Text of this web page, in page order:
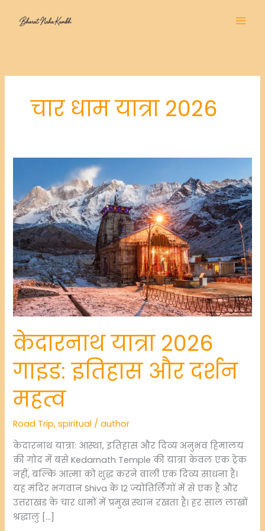
चार धाम यात्रा 2026
केदारनाथ यात्रा 2026
गाइड: इतिहास और दर्शन
महत्व
Road Trip,spiritual /author
केदारनाथ यात्रा: आस्था, इतिहास और दिव्य अनुभव हिमालय
की गोद में बसे Kedarnath Temple की यात्रा केवल एक ट्रेक
नहीं, बल्कि आत्मा को शुद्ध करने वाली एक दिव्य साधना है।
यह मंदिर भगवान Shiva के 12 ज्योतिर्लिंगों में से एक है और
उत्तराखंड के चार धामों में प्रमुख स्थान रखता है। हर साल लाखों
श्रद्धालु […]